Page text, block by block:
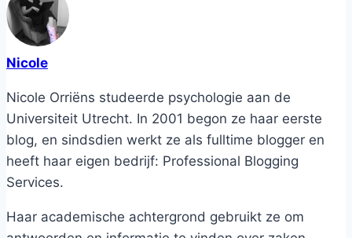
Nicole
Nicole Orriëns studeerde psychologie aan de
Universiteit Utrecht. In 2001 begon ze haar eerste
blog, en sindsdien werkt ze als fulltime blogger en
heeft haar eigen bedrijf: Professional Blogging
Services.
Haar academische achtergrond gebruikt ze om